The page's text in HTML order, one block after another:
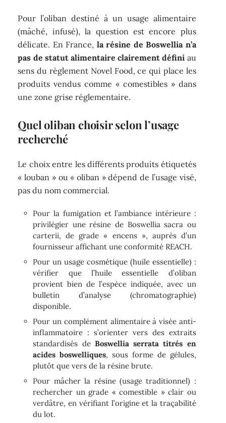
Pour l’oliban destiné à un usage alimentaire
(mâché, infusé), la question est encore plus
délicate. En France, la résine de Boswellia n’a
pas de statut alimentaire clairement défini au
sens du règlement Novel Food, ce qui place les
produits vendus comme « comestibles » dans
une zone grise réglementaire.
Quel oliban choisir selon l’usage
recherché
Le choix entre les différents produits étiquetés
« louban » ou « oliban » dépend de l’usage visé,
pas du nom commercial.
Pour la fumigation et l’ambiance intérieure :
privilégier une résine de Boswellia sacra ou
carterii, de grade « encens », auprès d’un
fournisseur affichant une conformité REACH.
Pour un usage cosmétique (huile essentielle) :
vérifier que l’huile essentielle d’oliban
provient bien de l’espèce indiquée, avec un
bulletin d’analyse (chromatographie)
disponible.
Pour un complément alimentaire à visée anti-
inflammatoire : s’orienter vers des extraits
standardisés de Boswellia serrata titrés en
acides boswelliques, sous forme de gélules,
plutôt que vers de la résine brute.
Pour mâcher la résine (usage traditionnel) :
rechercher un grade « comestible » clair ou
verdâtre, en vérifiant l’origine et la traçabilité
du lot.